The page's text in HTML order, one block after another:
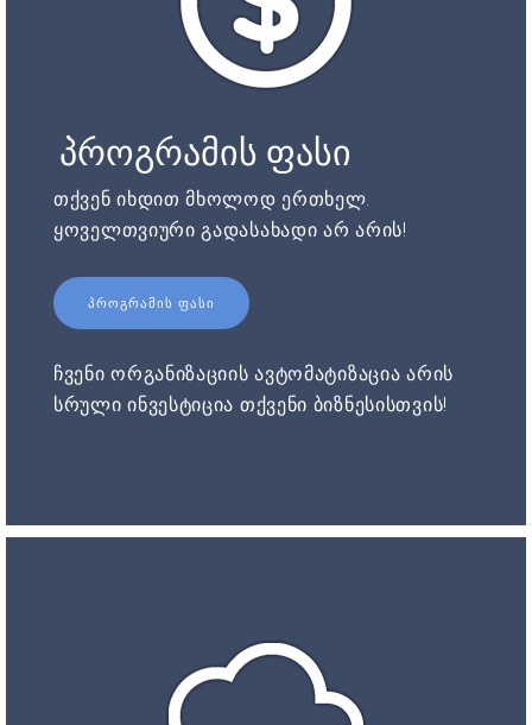
პროგრამის ფასი
თქვენ იხდით მხოლოდ ერთხელ.
ყოველთვიური გადასახადი არ არის!
ᲞᲠᲝᲒᲠᲐᲛᲘᲡ ᲤᲐᲡᲘ
ჩვენი ორგანიზაციის ავტომატიზაცია არის
სრული ინვესტიცია თქვენი ბიზნესისთვის!